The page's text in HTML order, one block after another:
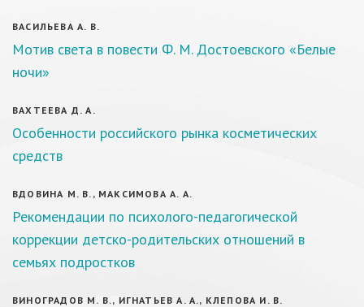
ВАСИЛЬЕВА А. В.
Мотив света в повести Ф. М. Достоевского «Белые
ночи»
ВАХТЕЕВА Д. А.
Особенности российского рынка косметических
средств
ВДОВИНА М. В., МАКСИМОВА А. А.
Рекомендации по психолого-педагогической
коррекции детско-родительских отношений в
семьях подростков
ВИНОГРАДОВ М. В., ИГНАТЬЕВ А. А., КЛЕПОВА И. В.